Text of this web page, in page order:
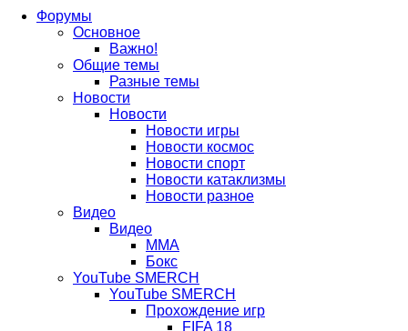
вкладке)
вкладке)
новой
вкладке)
в
новой
вкладке)
(Откроется
новой
вкладке)
Форумы
Основное
Важно!
Общие темы
Разные темы
Новости
Новости
Новости игры
Новости космос
Новости спорт
Новости катаклизмы
Новости разное
Видео
Видео
ММА
Бокс
YouTube SMERCH
YouTube SMERCH
Прохождение игр
FIFA 18